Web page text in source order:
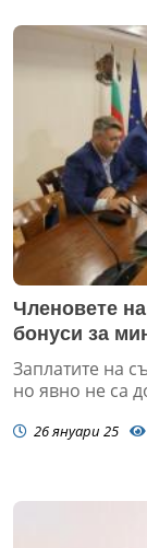
Членовете
бонуси за
Заплатите на
но явно не са
26 януари 25